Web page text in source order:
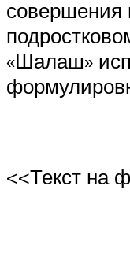
совершения
«Шалаш»
<<Текст на